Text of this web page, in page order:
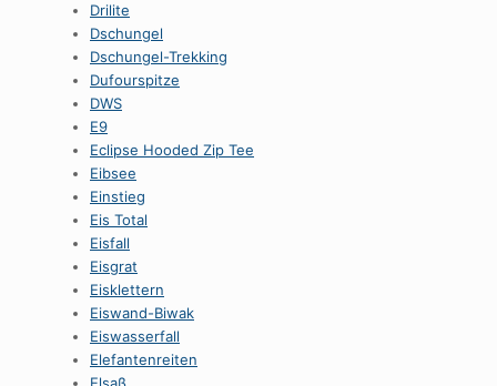
Drilite
Dschungel
Dschungel-Trekking
Dufourspitze
DWS
E9
Eclipse Hooded Zip Tee
Eibsee
Einstieg
Eis Total
Eisfall
Eisgrat
Eisklettern
Eiswand-Biwak
Eiswasserfall
Elefantenreiten